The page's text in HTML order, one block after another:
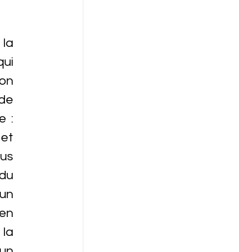
la
: